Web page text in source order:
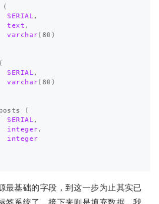
(
SERIAL,
text ,
varchar( 80 )
(
SERIAL,
varchar( 80 )
(
SERIAL,
integer,
integer
最基础的字段，到这一步为止其实已
签系统了。接下来则是填充数据，我